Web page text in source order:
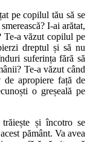
pe copilul tău să se
I-ai arătat,
Te-a văzut copilul pe
dreptul și să nu
suferința fără să
Te-a văzut când
apropiere față de
o greșeală pe
și încotro se
pământ. Va avea